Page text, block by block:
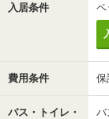
入居条件 ペ
費用条件 保
バス・トイレ・
バ